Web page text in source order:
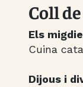
Coll
Els
Cuina
Dijous i